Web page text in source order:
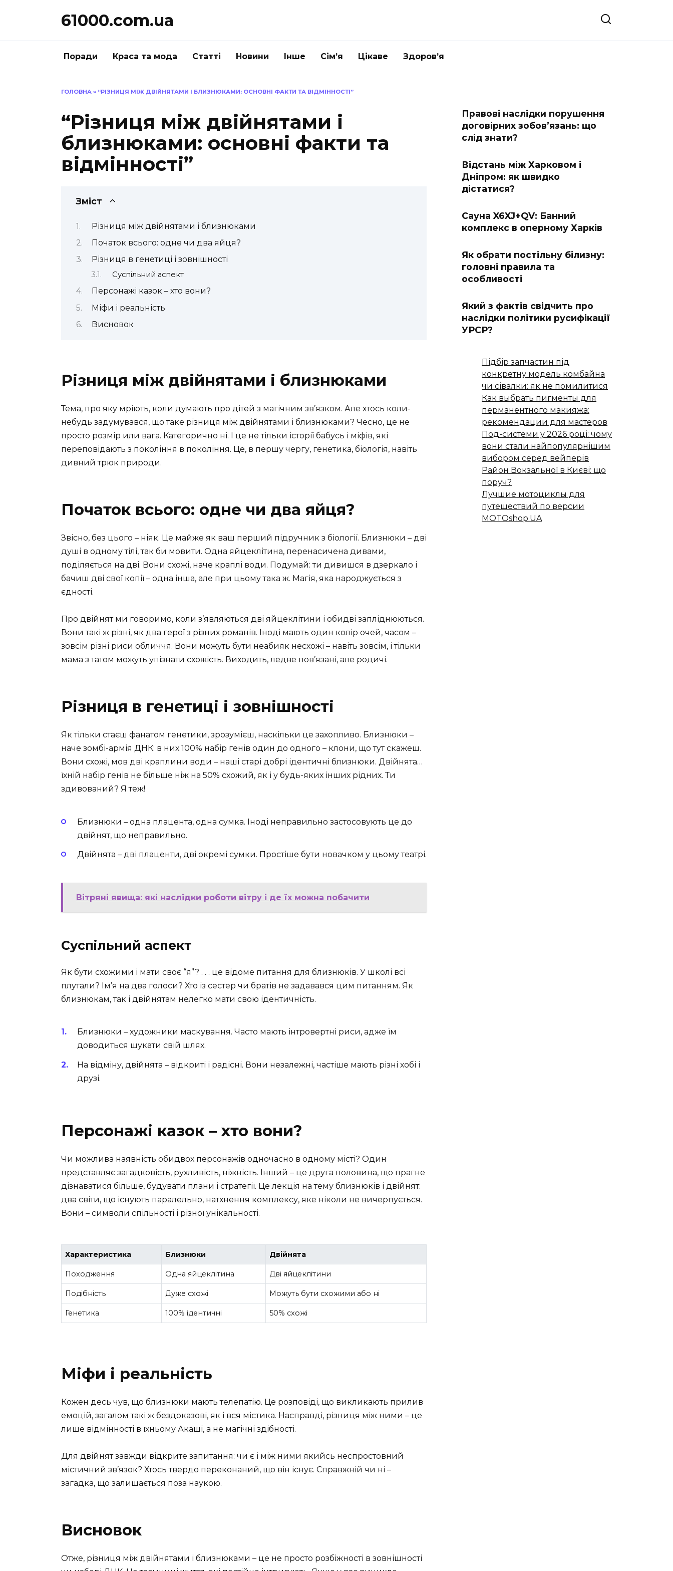
61000.com.ua
Поради Краса та мода Статті Новини Інше Сім’я Цікаве Здоров’я
ГОЛОВНА » “РІЗНИЦЯ МІЖ ДВІЙНЯТАМИ І БЛИЗНЮКАМИ: ОСНОВНІ ФАКТИ ТА ВІДМІННОСТІ”
“Різниця між двійнятами і
близнюками: основні факти та
відмінності”
Зміст
Різниця між двійнятами і близнюками
Початок всього: одне чи два яйця?
Різниця в генетиці і зовнішності
Суспільний аспект
Персонажі казок – хто вони?
Міфи і реальність
Висновок
Різниця між двійнятами і близнюками
Тема, про яку мріють, коли думають про дітей з магічним зв’язком. Але хтось коли-
небудь задумувався, що таке різниця між двійнятами і близнюками? Чесно, це не
просто розмір или вага. Категорично ні. І це не тільки історії бабусь і міфів, які
переповідають з покоління в покоління. Це, в першу чергу, генетика, біологія, навіть
дивний трюк природи.
Початок всього: одне чи два яйця?
Звісно, без цього – ніяк. Це майже як ваш перший підручник з біології. Близнюки – дві
душі в одному тілі, так би мовити. Одна яйцеклітина, перенасичена дивами,
поділяється на дві. Вони схожі, наче краплі води. Подумай: ти дивишся в дзеркало і
бачиш дві свої копії – одна інша, але при цьому така ж. Магія, яка народжується з
єдності.
Про двійнят ми говоримо, коли з’являються дві яйцеклітини і обидві запліднюються.
Вони такі ж різні, як два герої з різних романів. Іноді мають один колір очей, часом –
зовсім різні риси обличчя. Вони можуть бути неабияк несхожі – навіть зовсім, і тільки
мама з татом можуть упізнати схожість. Виходить, ледве пов’язані, але родичі.
Різниця в генетиці і зовнішності
Як тільки стаєш фанатом генетики, зрозумієш, наскільки це захопливо. Близнюки –
наче зомбі-армія ДНК: в них 100% набір генів один до одного – клони, що тут скажеш.
Вони схожі, мов дві краплини води – наші старі добрі ідентичні близнюки. Двійнята…
їхній набір генів не більше ніж на 50% схожий, як і у будь-яких інших рідних. Ти
здивований? Я теж!
Близнюки – одна плацента, одна сумка. Іноді неправильно застосовують це до
двійнят, що неправильно.
Двійнята – дві плаценти, дві окремі сумки. Простіше бути новачком у цьому театрі.
Вітряні явища: які наслідки роботи вітру і де їх можна побачити
Суспільний аспект
Як бути схожими і мати своє “я”? . . . це відоме питання для близнюків. У школі всі
плутали? Ім’я на два голоси? Хто із сестер чи братів не задавався цим питанням. Як
близнюкам, так і двійнятам нелегко мати свою ідентичність.
Близнюки – художники маскування. Часто мають інтровертні риси, адже їм
доводиться шукати свій шлях.
На відміну, двійнята – відкриті і радісні. Вони незалежні, частіше мають різні хобі і
друзі.
Персонажі казок – хто вони?
Чи можлива наявність обидвох персонажів одночасно в одному місті? Один
представляє загадковість, рухливість, ніжність. Інший – це друга половина, що прагне
дізнаватися більше, будувати плани і стратегії. Це лекція на тему близнюків і двійнят:
два світи, що існують паралельно, натхнення комплексу, яке ніколи не вичерпується.
Вони – символи спільності і різної унікальності.
Характеристика Близнюки Двійнята
Походження Одна яйцеклітина Дві яйцеклітини
Подібність Дуже схожі Можуть бути схожими або ні
Генетика 100% ідентичні 50% схожі
Міфи і реальність
Кожен десь чув, що близнюки мають телепатію. Це розповіді, що викликають прилив
емоцій, загалом такі ж бездоказові, як і вся містика. Насправді, різниця між ними – це
лише відмінності в їхньому Акаші, а не магічні здібності.
Для двійнят завжди відкрите запитання: чи є і між ними якийсь неспростовний
містичний зв’язок? Хтось твердо переконаний, що він існує. Справжній чи ні –
загадка, що залишається поза наукою.
Висновок
Отже, різниця між двійнятами і близнюками – це не просто розбіжності в зовнішності
Правові наслідки порушення
договірних зобов’язань: що
слід знати?
Відстань між Харковом і
Дніпром: як швидко
дістатися?
Сауна X6XJ+QV: Банний
комплекс в оперному Харків
Як обрати постільну білизну:
головні правила та
особливості
Який з фактів свідчить про
наслідки політики русифікації
УРСР?
Підбір запчастин під
конкретну модель комбайна
чи сівалки: як не помилитися
Как выбрать пигменты для
перманентного макияжа:
рекомендации для мастеров
Под-системи у 2026 році: чому
вони стали найпопулярнішим
вибором серед вейперів
Район Вокзальної в Києві: що
поруч?
Лучшие мотоциклы для
путешествий по версии
MOTOshop.UA